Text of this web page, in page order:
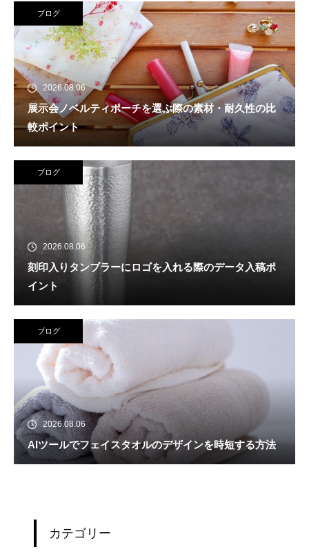
ブログ
2026.08.06
展示会ノベルティポーチを選ぶ際の素材・耐久性の比
較ポイント
ブログ
2026.08.06
刻印入りタンブラーにロゴを入れる際のデータ入稿ポ
イント
ブログ
2026.08.06
AIツールでフェイスタオルのデザインを時短する方法
カテゴリー